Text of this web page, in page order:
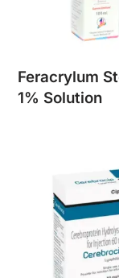
Feracrylum
1% Solution